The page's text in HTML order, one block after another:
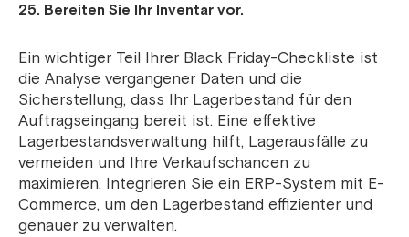
25. Bereiten Sie Ihr Inventar vor.
Ein wichtiger Teil Ihrer Black Friday-Checkliste ist
die Analyse vergangener Daten und die
Sicherstellung, dass Ihr Lagerbestand für den
Auftragseingang bereit ist. Eine effektive
Lagerbestandsverwaltung hilft, Lagerausfälle zu
vermeiden und Ihre Verkaufschancen zu
maximieren. Integrieren Sie ein ERP-System mit E-
Commerce, um den Lagerbestand effizienter und
genauer zu verwalten.